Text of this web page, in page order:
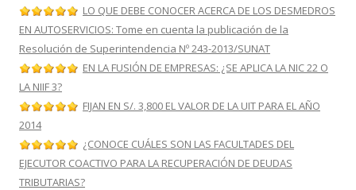
LO QUE DEBE CONOCER ACERCA DE LOS DESMEDROS
EN AUTOSERVICIOS: Tome en cuenta la publicación de la
Resolución de Superintendencia Nº 243-2013/SUNAT
EN LA FUSIÓN DE EMPRESAS: ¿SE APLICA LA NIC 22 O
LA NIIF 3?
FIJAN EN S/. 3,800 EL VALOR DE LA UIT PARA EL AÑO
2014
¿CONOCE CUÁLES SON LAS FACULTADES DEL
EJECUTOR COACTIVO PARA LA RECUPERACIÓN DE DEUDAS
TRIBUTARIAS?